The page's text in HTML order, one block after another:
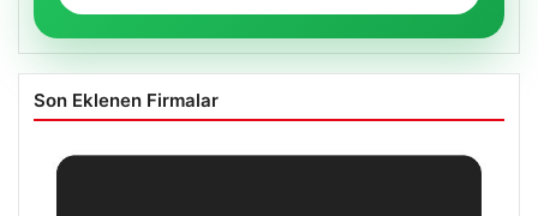
Son Eklenen Firmalar